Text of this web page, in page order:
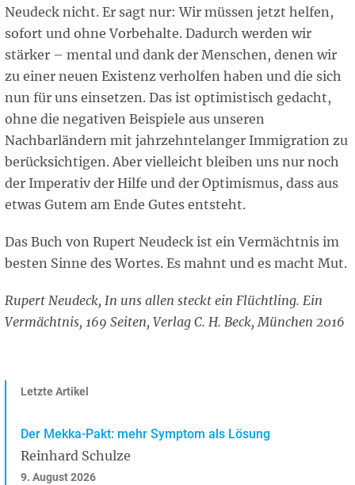
Neudeck nicht. Er sagt nur: Wir müssen jetzt helfen,
sofort und ohne Vorbehalte. Dadurch werden wir
stärker – mental und dank der Menschen, denen wir
zu einer neuen Existenz verholfen haben und die sich
nun für uns einsetzen. Das ist optimistisch gedacht,
ohne die negativen Beispiele aus unseren
Nachbarländern mit jahrzehntelanger Immigration zu
berücksichtigen. Aber vielleicht bleiben uns nur noch
der Imperativ der Hilfe und der Optimismus, dass aus
etwas Gutem am Ende Gutes entsteht.
Das Buch von Rupert Neudeck ist ein Vermächtnis im
besten Sinne des Wortes. Es mahnt und es macht Mut.
Rupert Neudeck, In uns allen steckt ein Flüchtling. Ein
Vermächtnis, 169 Seiten, Verlag C. H. Beck, München 2016
Letzte Artikel
Der Mekka-Pakt: mehr Symptom als Lösung
Reinhard Schulze
9. August 2026